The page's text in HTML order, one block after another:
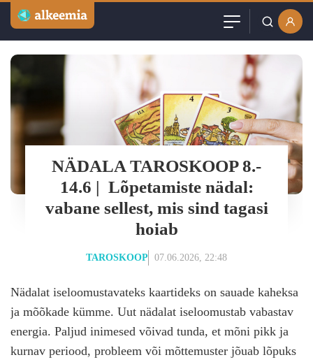
Artiklid
Videod
Veebinarid
Kuulutused
Kasutajanimi või email
Parool
Jäta mind meelde
Loo tasuta konto
NÄDALA TAROSKOOP 8.-
14.6 | Lõpetamiste nädal:
vabane sellest, mis sind tagasi
hoiab
TAROSKOOP 07.06.2026, 22:48
Nädalat iseloomustavateks kaartideks on sauade kaheksa
ja mõõkade kümme. Uut nädalat iseloomustab vabastav
energia. Paljud inimesed võivad tunda, et mõni pikk ja
kurnav periood, probleem või mõttemuster jõuab lõpuks